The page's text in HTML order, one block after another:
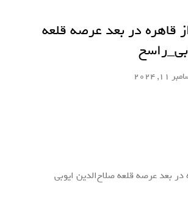
در بعد عرصه‌ قلعه‌
11, 2024
بعد عرصه‌ قلعه‌ صلاح‌الدین ایوبی